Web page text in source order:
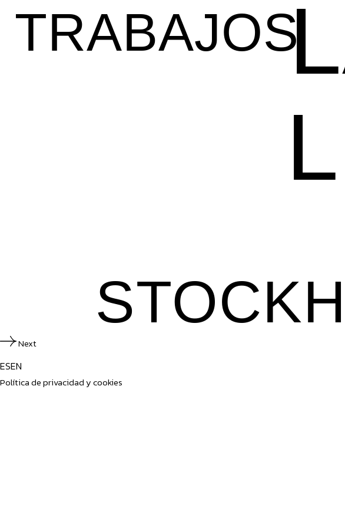
TRABAJOS
Next
ESEN
Política de privacidad y cookies